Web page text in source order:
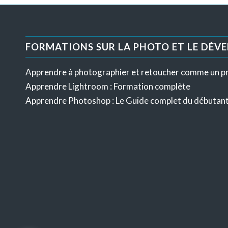
FORMATIONS SUR LA PHOTO ET LE
Apprendre à photographier et retoucher comme un
Apprendre Lightroom : Formation complète
Apprendre Photoshop : Le Guide complet du débutant